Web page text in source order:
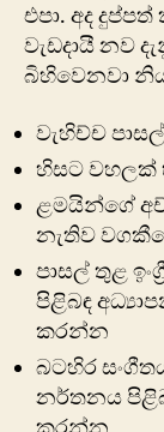
එපා. අද
වැඩදායී නව
බිහිවෙනවා
වැහිච්ච
හිසට වහලක්
ළමයින්ගේ
නැතිව
පාසල් තුළ
පිළිබඳ
කරන්න
බටහිර
නර්තනය